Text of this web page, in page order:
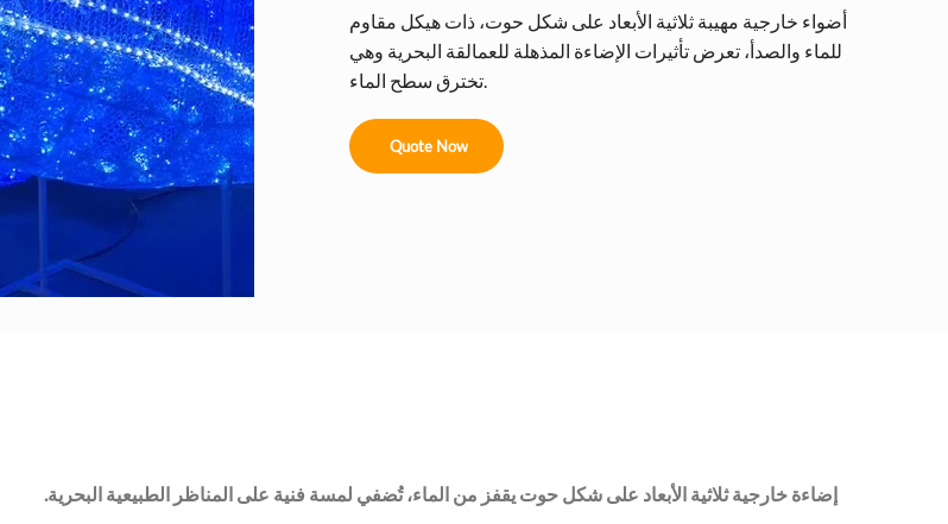
أضواء خارجية مهيبة ثلاثية الأبعاد على شكل حوت، ذات هيكل مقاوم
للماء والصدأ، تعرض تأثيرات الإضاءة المذهلة للعمالقة البحرية وهي
تخترق سطح الماء.
Quote Now
إضاءة خارجية ثلاثية الأبعاد على شكل حوت يقفز من الماء، تُضفي لمسة فنية على المناظر الطبيعية البحرية.